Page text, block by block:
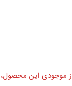
موجودی این محصول،